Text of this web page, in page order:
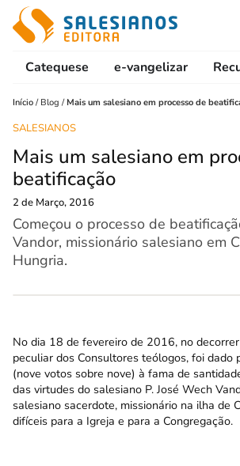
Catequese e-vangelizar
Início / Blog / Mais um salesiano em processo de
SALESIANOS
Mais um salesiano em
beatificação
2 de Março, 2016
Começou o processo de
Vandor, missionário salesiano em
Hungria.
No dia 18 de fevereiro de 2016, no
peculiar dos Consultores teólogos, foi dado
(nove votos sobre nove) à fama de
das virtudes do salesiano P. José Wech
salesiano sacerdote, missionário na ilha de
difíceis para a Igreja e para a Congregação.